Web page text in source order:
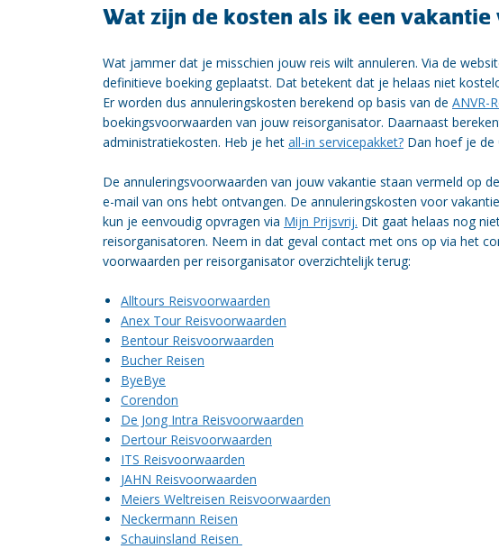
Wat zijn de kosten als ik een vakantie
Wat jammer dat je misschien jouw reis wilt annuleren. Via de
definitieve boeking geplaatst. Dat betekent dat je helaas niet
Er worden dus annuleringskosten berekend op basis van de ANVR-
boekingsvoorwaarden van jouw reisorganisator. Daarnaast
administratiekosten. Heb je het all-in servicepakket? Dan hoef je de
De annuleringsvoorwaarden van jouw vakantie staan vermeld op
e-mail van ons hebt ontvangen. De annuleringskosten voor
kun je eenvoudig opvragen via Mijn Prijsvrij. Dit gaat helaas nog
reisorganisatoren. Neem in dat geval contact met ons op via het
voorwaarden per reisorganisator overzichtelijk terug:
Alltours Reisvoorwaarden
Anex Tour Reisvoorwaarden
Bentour Reisvoorwaarden
Bucher Reisen
ByeBye
Corendon
De Jong Intra Reisvoorwaarden
Dertour Reisvoorwaarden
ITS Reisvoorwaarden
JAHN Reisvoorwaarden
Meiers Weltreisen Reisvoorwaarden
Neckermann Reisen
Schauinsland Reisen